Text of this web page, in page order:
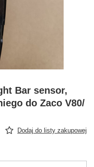
Bar sensor,
do Zaco V80/
Dodaj do listy zakupowej